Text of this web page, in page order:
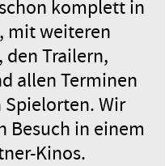
komplett in
mit weiteren
Trailern,
allen Terminen
Wir
Besuch in einem
Kinos.